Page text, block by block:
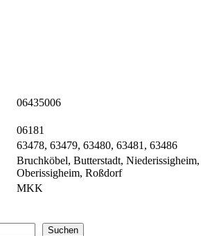
06435006
06181
63478, 63479, 63480, 63481, 63486
Bruchköbel, Butterstadt, Niederissigheim,
Oberissigheim, Roßdorf
MKK
Suchen